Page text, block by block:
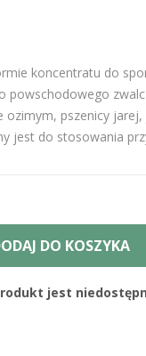
koncentratu do
powschodowego
ozimym, pszenicy
jest do stosowania
DO KOSZYKA
jest